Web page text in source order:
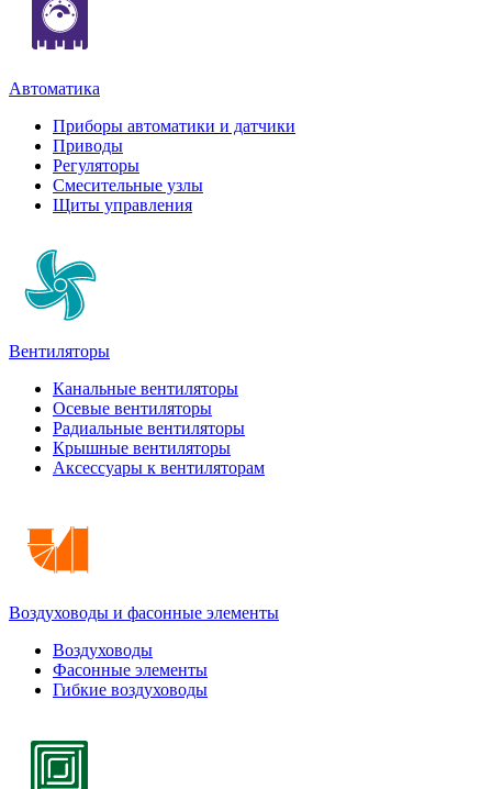
Автоматика
Приборы автоматики и датчики
Приводы
Регуляторы
Смесительные узлы
Щиты управления
Вентиляторы
Канальные вентиляторы
Осевые вентиляторы
Радиальные вентиляторы
Крышные вентиляторы
Аксессуары к вентиляторам
Воздуховоды и фасонные элементы
Воздуховоды
Фасонные элементы
Гибкие воздуховоды